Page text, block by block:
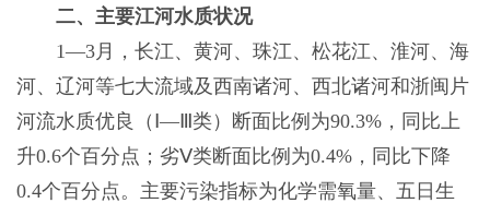
二、主要江河水质状况
1—3月，长江、黄河、珠江、松花江、淮河、海
河、辽河等七大流域及西南诸河、西北诸河和浙闽片
河流水质优良（Ⅰ—Ⅲ类）断面比例为90.3%，同比上
升0.6个百分点；劣Ⅴ类断面比例为0.4%，同比下降
0.4个百分点。主要污染指标为化学需氧量、五日生